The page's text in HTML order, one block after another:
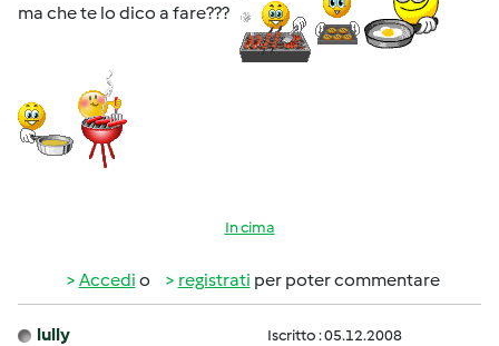
ma che te lo dico a fare???
In cima
Accedi o registrati per poter commentare
lully Iscritto : 05.12.2008